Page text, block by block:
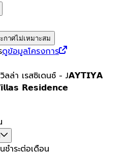
กาศไม่เหมาะสม
ดูข้อมูลโครงการ
ลล่า เรสซิเดนซ์ - J𝗔𝗬𝗧𝗜𝗬𝗔
𝗥𝗲𝘀𝗶𝗱𝗲𝗻𝗰𝗲
ำระต่อเดือน